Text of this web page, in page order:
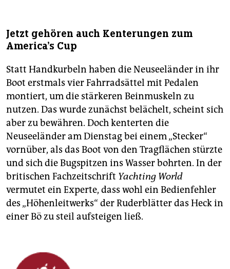
Jetzt gehören auch Kenterungen zum
America's Cup
Statt Handkurbeln haben die Neuseeländer in ihr
Boot erstmals vier Fahrradsättel mit Pedalen
montiert, um die stärkeren Beinmuskeln zu
nutzen. Das wurde zunächst belächelt, scheint sich
aber zu bewähren. Doch kenterten die
Neuseeländer am Dienstag bei einem „Stecker“
vornüber, als das Boot von den Tragflächen stürzte
und sich die Bugspitzen ins Wasser bohrten. In der
britischen Fachzeitschrift Yachting World
vermutet ein Experte, dass wohl ein Bedienfehler
des „Höhenleitwerks“ der Ruderblätter das Heck in
einer Bö zu steil aufsteigen ließ.